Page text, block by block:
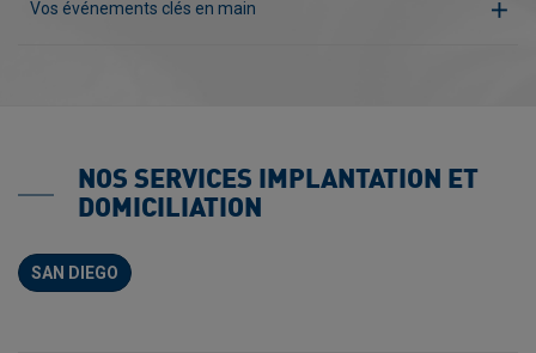
Vos événements clés en main
NOS SERVICES IMPLANTATION ET
DOMICILIATION
SAN DIEGO